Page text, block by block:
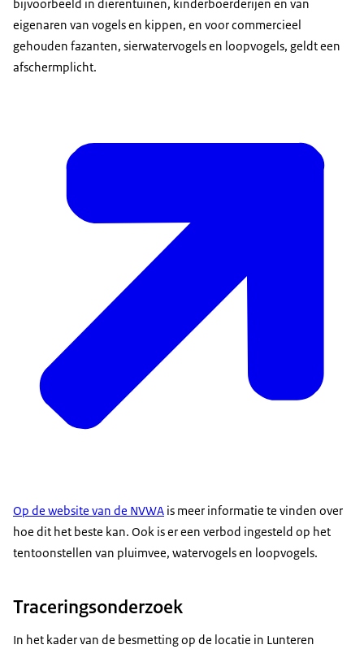
bijvoorbeeld in dierentuinen, kinderboerderijen en van
eigenaren van vogels en kippen, en voor commercieel
gehouden fazanten, sierwatervogels en loopvogels, geldt een
afschermplicht.
Op de website van de NVWA is meer informatie te vinden over
hoe dit het beste kan. Ook is er een verbod ingesteld op het
tentoonstellen van pluimvee, watervogels en loopvogels.
Traceringsonderzoek
In het kader van de besmetting op de locatie in Lunteren